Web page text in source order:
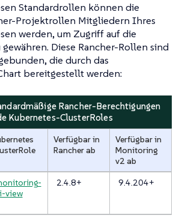
Standardrollen können die
Projektrollen Mitgliedern Ihres
werden, um Zugriff auf die
Diese Rancher-Rollen sind
die durch das
bereitgestellt werden:
Rancher-Berechtigungen
Kubernetes-ClusterRoles
Verfügbar in
Rancher ab
Verfügbar in
Monitoring
v2 ab
view
2.4.8+ 9.4.204+